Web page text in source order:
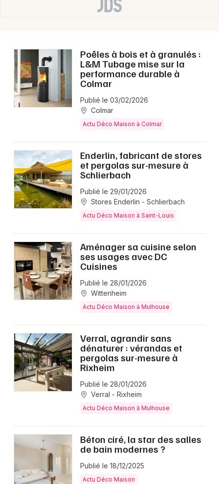
Poêles à bois et à granulés :
L&M Tubage mise sur la
performance durable à
Colmar
Publié le 03/02/2026
Colmar
Actu Déco Maison à Colmar
Enderlin, fabricant de stores
et pergolas sur-mesure à
Schlierbach
Publié le 29/01/2026
Stores Enderlin - Schlierbach
Actu Déco Maison à Saint-Louis
Aménager sa cuisine selon
ses usages avec DC
Cuisines
Publié le 28/01/2026
Wittenheim
Actu Déco Maison à Mulhouse
Verral, agrandir sans
dénaturer : vérandas et
pergolas sur-mesure à
Rixheim
Publié le 28/01/2026
Verral - Rixheim
Actu Déco Maison à Mulhouse
Béton ciré, la star des salles
de bain modernes ?
Publié le 18/12/2025
Actu Déco Maison